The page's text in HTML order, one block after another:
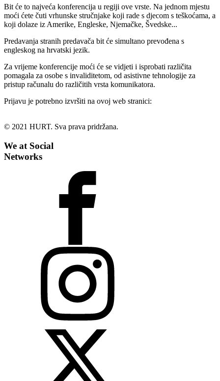
Bit će to najveća konferencija u regiji ove vrste. Na jednom mjestu
moći ćete čuti vrhunske stručnjake koji rade s djecom s teškoćama, a
koji dolaze iz Amerike, Engleske, Njemačke, Švedske...
Predavanja stranih predavača bit će simultano prevođena s
engleskog na hrvatski jezik.
Za vrijeme konferencije moći će se vidjeti i isprobati različita
pomagala za osobe s invaliditetom, od asistivne tehnologije za
pristup računalu do različitih vrsta komunikatora.
Prijavu je potrebno izvršiti na ovoj web stranici:
© 2021 HURT. Sva prava pridržana.
We at Social
Networks